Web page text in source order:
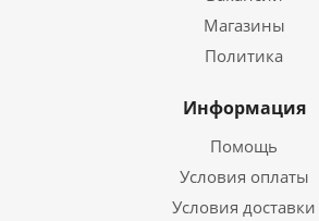
Магазины
Политика
Информация
Помощь
Условия оплаты
Условия доставки